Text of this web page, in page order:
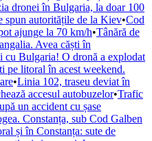
dronei în Bulgaria, la doar 100
spun autoritățile de la Kiev•Cod
ajunge la 70 km/h•Tânără de
Avea căști în
cu Bulgaria! O dronă a explodat
pe litoral în acest weekend.
•Linia 102, traseu deviat în
accesul autobuzelor•Trafic
un accident cu șase
Constanța, sub Cod Galben
și în Constanța: sute de